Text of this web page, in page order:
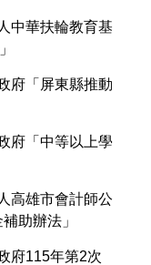
中華扶輪教育基
府「屏東縣推動
府「中等以上學
高雄市會計師公
助辦法」
府115年第2次